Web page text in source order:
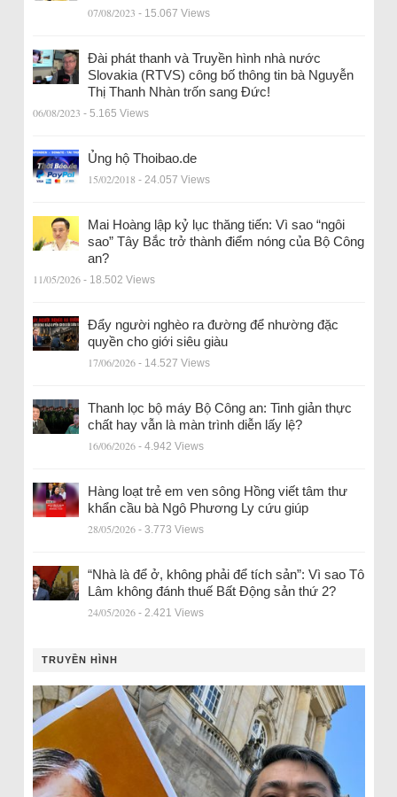
07/08/2023 - 15.067 Views
Đài phát thanh và Truyền hình nhà nước
Slovakia (RTVS) công bố thông tin bà Nguyễn
Thị Thanh Nhàn trốn sang Đức!
06/08/2023 - 5.165 Views
Ủng hộ Thoibao.de
15/02/2018 - 24.057 Views
Mai Hoàng lập kỷ lục thăng tiến: Vì sao “ngôi
sao” Tây Bắc trở thành điểm nóng của Bộ Công
an?
11/05/2026 - 18.502 Views
Đẩy người nghèo ra đường để nhường đặc
quyền cho giới siêu giàu
17/06/2026 - 14.527 Views
Thanh lọc bộ máy Bộ Công an: Tinh giản thực
chất hay vẫn là màn trình diễn lấy lệ?
16/06/2026 - 4.942 Views
Hàng loạt trẻ em ven sông Hồng viết tâm thư
khẩn cầu bà Ngô Phương Ly cứu giúp
28/05/2026 - 3.773 Views
“Nhà là để ở, không phải để tích sản”: Vì sao Tô
Lâm không đánh thuế Bất Động sản thứ 2?
24/05/2026 - 2.421 Views
TRUYỀN HÌNH